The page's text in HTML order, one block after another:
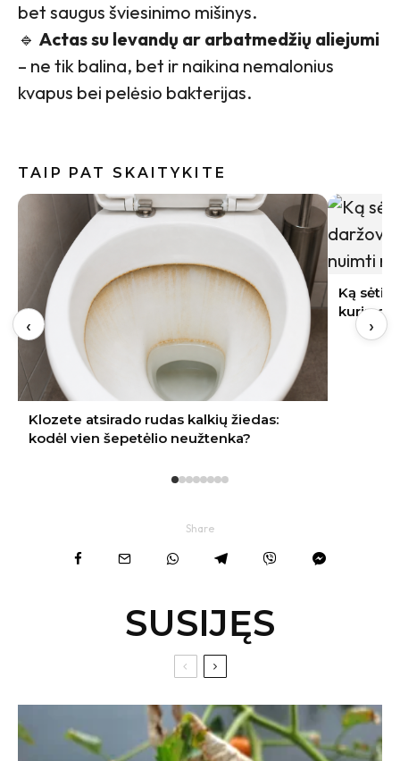
bet saugus šviesinimo mišinys.
🔹 Actas su levandų ar arbatmedžių aliejumi
– ne tik balina, bet ir naikina nemalonius
kvapus bei pelėsio bakterijas.
TAIP PAT SKAITYKITE
Ką sėti rugpjūtį Lietuvoje: 9 daržovės,
kurių derlių dar spėsite nuimti rudenį
Indai po
gali būti
‹ ›
Share
SUSIJĘS